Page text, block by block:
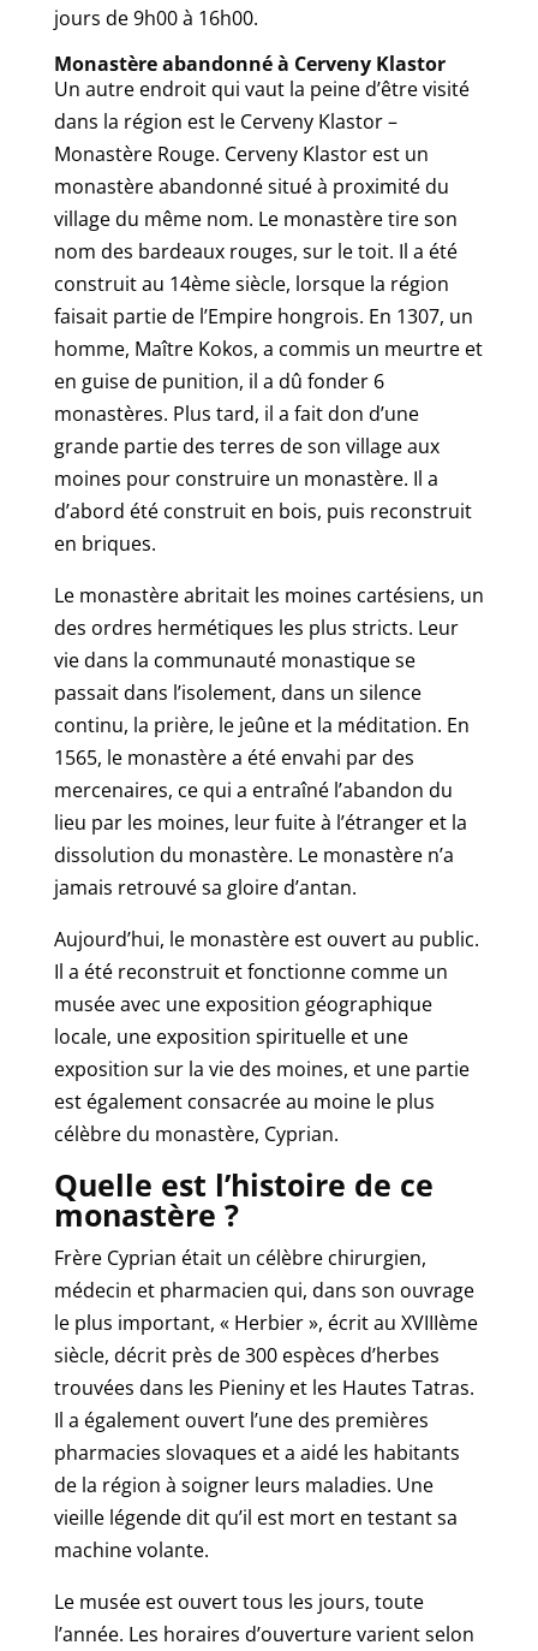
jours de 9h00 à 16h00.
Monastère abandonné à Cerveny Klastor
Un autre endroit qui vaut la peine d’être visité
dans la région est le Cerveny Klastor –
Monastère Rouge. Cerveny Klastor est un
monastère abandonné situé à proximité du
village du même nom. Le monastère tire son
nom des bardeaux rouges, sur le toit. Il a été
construit au 14ème siècle, lorsque la région
faisait partie de l’Empire hongrois. En 1307, un
homme, Maître Kokos, a commis un meurtre et
en guise de punition, il a dû fonder 6
monastères. Plus tard, il a fait don d’une
grande partie des terres de son village aux
moines pour construire un monastère. Il a
d’abord été construit en bois, puis reconstruit
en briques.
Le monastère abritait les moines cartésiens, un
des ordres hermétiques les plus stricts. Leur
vie dans la communauté monastique se
passait dans l’isolement, dans un silence
continu, la prière, le jeûne et la méditation. En
1565, le monastère a été envahi par des
mercenaires, ce qui a entraîné l’abandon du
lieu par les moines, leur fuite à l’étranger et la
dissolution du monastère. Le monastère n’a
jamais retrouvé sa gloire d’antan.
Aujourd’hui, le monastère est ouvert au public.
Il a été reconstruit et fonctionne comme un
musée avec une exposition géographique
locale, une exposition spirituelle et une
exposition sur la vie des moines, et une partie
est également consacrée au moine le plus
célèbre du monastère, Cyprian.
Quelle est l’histoire de ce
monastère ?
Frère Cyprian était un célèbre chirurgien,
médecin et pharmacien qui, dans son ouvrage
le plus important, « Herbier », écrit au XVIIIème
siècle, décrit près de 300 espèces d’herbes
trouvées dans les Pieniny et les Hautes Tatras.
Il a également ouvert l’une des premières
pharmacies slovaques et a aidé les habitants
de la région à soigner leurs maladies. Une
vieille légende dit qu’il est mort en testant sa
machine volante.
Le musée est ouvert tous les jours, toute
l’année. Les horaires d’ouverture varient selon